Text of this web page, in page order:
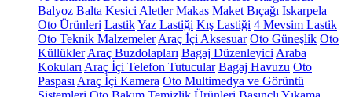
Balyoz Balta Kesici Aletler Makas Maket Bıçağı Iskarpela
Oto Ürünleri LastikYaz Lastiği Kış Lastiği 4 Mevsim Lastik
Oto Teknik Malzemeler Araç İçi Aksesuar Oto Güneşlik Oto
Küllükler Araç Buzdolapları Bagaj Düzenleyici Araba
Kokuları Araç İçi Telefon Tutucular Bagaj Havuzu Oto
Paspası Araç İçi Kamera Oto Multimedya ve Görüntü